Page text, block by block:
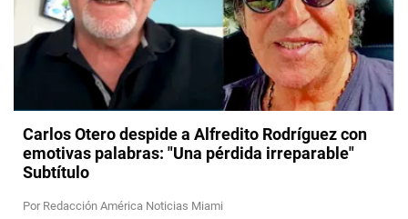
Carlos Otero despide a Alfredito Rodríguez con
emotivas palabras: "Una pérdida irreparable"
Subtítulo
Por Redacción América Noticias Miami